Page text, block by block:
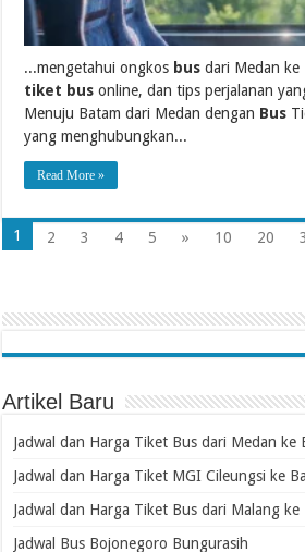
...mengetahui ongkos bus dari Medan ke
tiket bus online, dan tips perjalanan
Menuju Batam dari Medan dengan Bus
yang menghubungkan...
Read More »
1 2 3 4 5 » 10 20
Artikel Baru
Jadwal dan Harga Tiket Bus dari Medan ke
Jadwal dan Harga Tiket MGI Cileungsi ke
Jadwal dan Harga Tiket Bus dari Malang ke
Jadwal Bus Bojonegoro Bungurasih